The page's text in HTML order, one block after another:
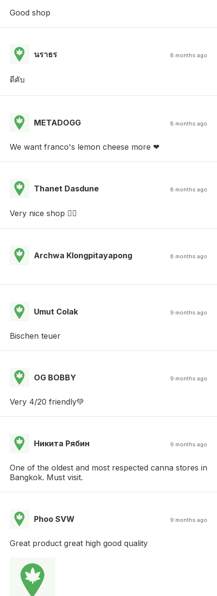
Good shop
นราธร 8 months ago
ดีคับ
METADOGG 8 months ago
We want franco's lemon cheese more ❤︎
Thanet Dasdune 8 months ago
Very nice shop ✌🏻
Archwa Klongpitayapong 8 months ago
Umut Colak 9 months ago
Bischen teuer
OG BOBBY 9 months ago
Very 4/20 friendly💚
Никита Рябин 9 months ago
One of the oldest and most respected canna stores in
Bangkok. Must visit.
Phoo SVW 9 months ago
Great product great high good quality